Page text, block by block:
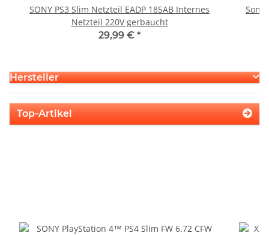
SONY PS3 Slim Netzteil EADP 185AB Internes
Netzteil 220V gerbaucht
29,99 € *
Sony
Hersteller
Top-Artikel